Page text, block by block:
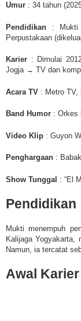
Umur : 34 tahun
Pendidikan :
Perpustakaan
Karier : Dimulai
Jogja → TV dan
Acara TV : Metro TV,
Band Humor : Orkes
Video Klip : Guyon
Penghargaan :
Show Tunggal : “El
Pendidikan
Mukti menempuh
Kalijaga Yogyakarta,
Namun, ia tercatat
Awal